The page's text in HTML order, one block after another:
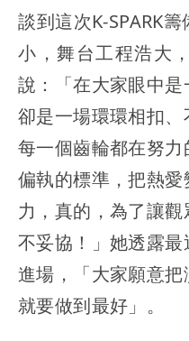
談到這次K-SPARK
小，舞台工程浩大
說：「在大家眼中
卻是一場環環相扣
每一個齒輪都在努
偏執的標準，把熱
力，真的，為了讓
不妥協！」她透露
進場，「大家願意
就要做到最好」。